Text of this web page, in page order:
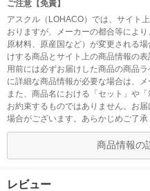
ご注意【免責】
アスクル（LOHACO）では、サイト
おりますが、メーカーの都合等によ
原材料、原産国など）が変更される
けする商品とサイト上の商品情報の
用前には必ずお届けした商品の商品
に詳細な商品情報が必要な場合は、
また、商品名における「セット」や
お約束するものではありません。お
場合がございます。あらかじめご了承
商品情報の
レビュー